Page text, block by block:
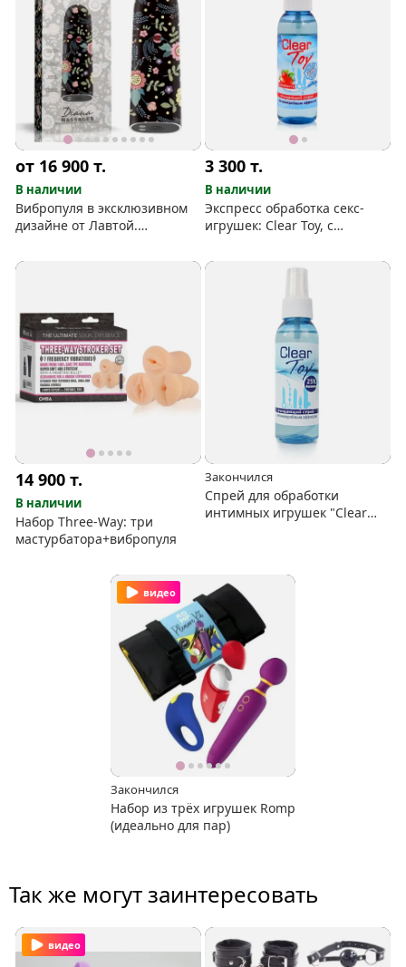
от 16 900т.
В наличии
Вибропуля в эксклюзивном
дизайне от Лавтой.
3 300т.
В наличии
Экспресс обработка секс-
игрушек: Clear Toy, c
14 900т.
В наличии
Набор Three-Way: три
мастурбатора+вибропуля
Закончился
Спрей для обработки
интимных игрушек "Clear
видео
Закончился
Набор из трёх игрушек Romp
(идеально для пар)
Так же могут заинтересовать
видео